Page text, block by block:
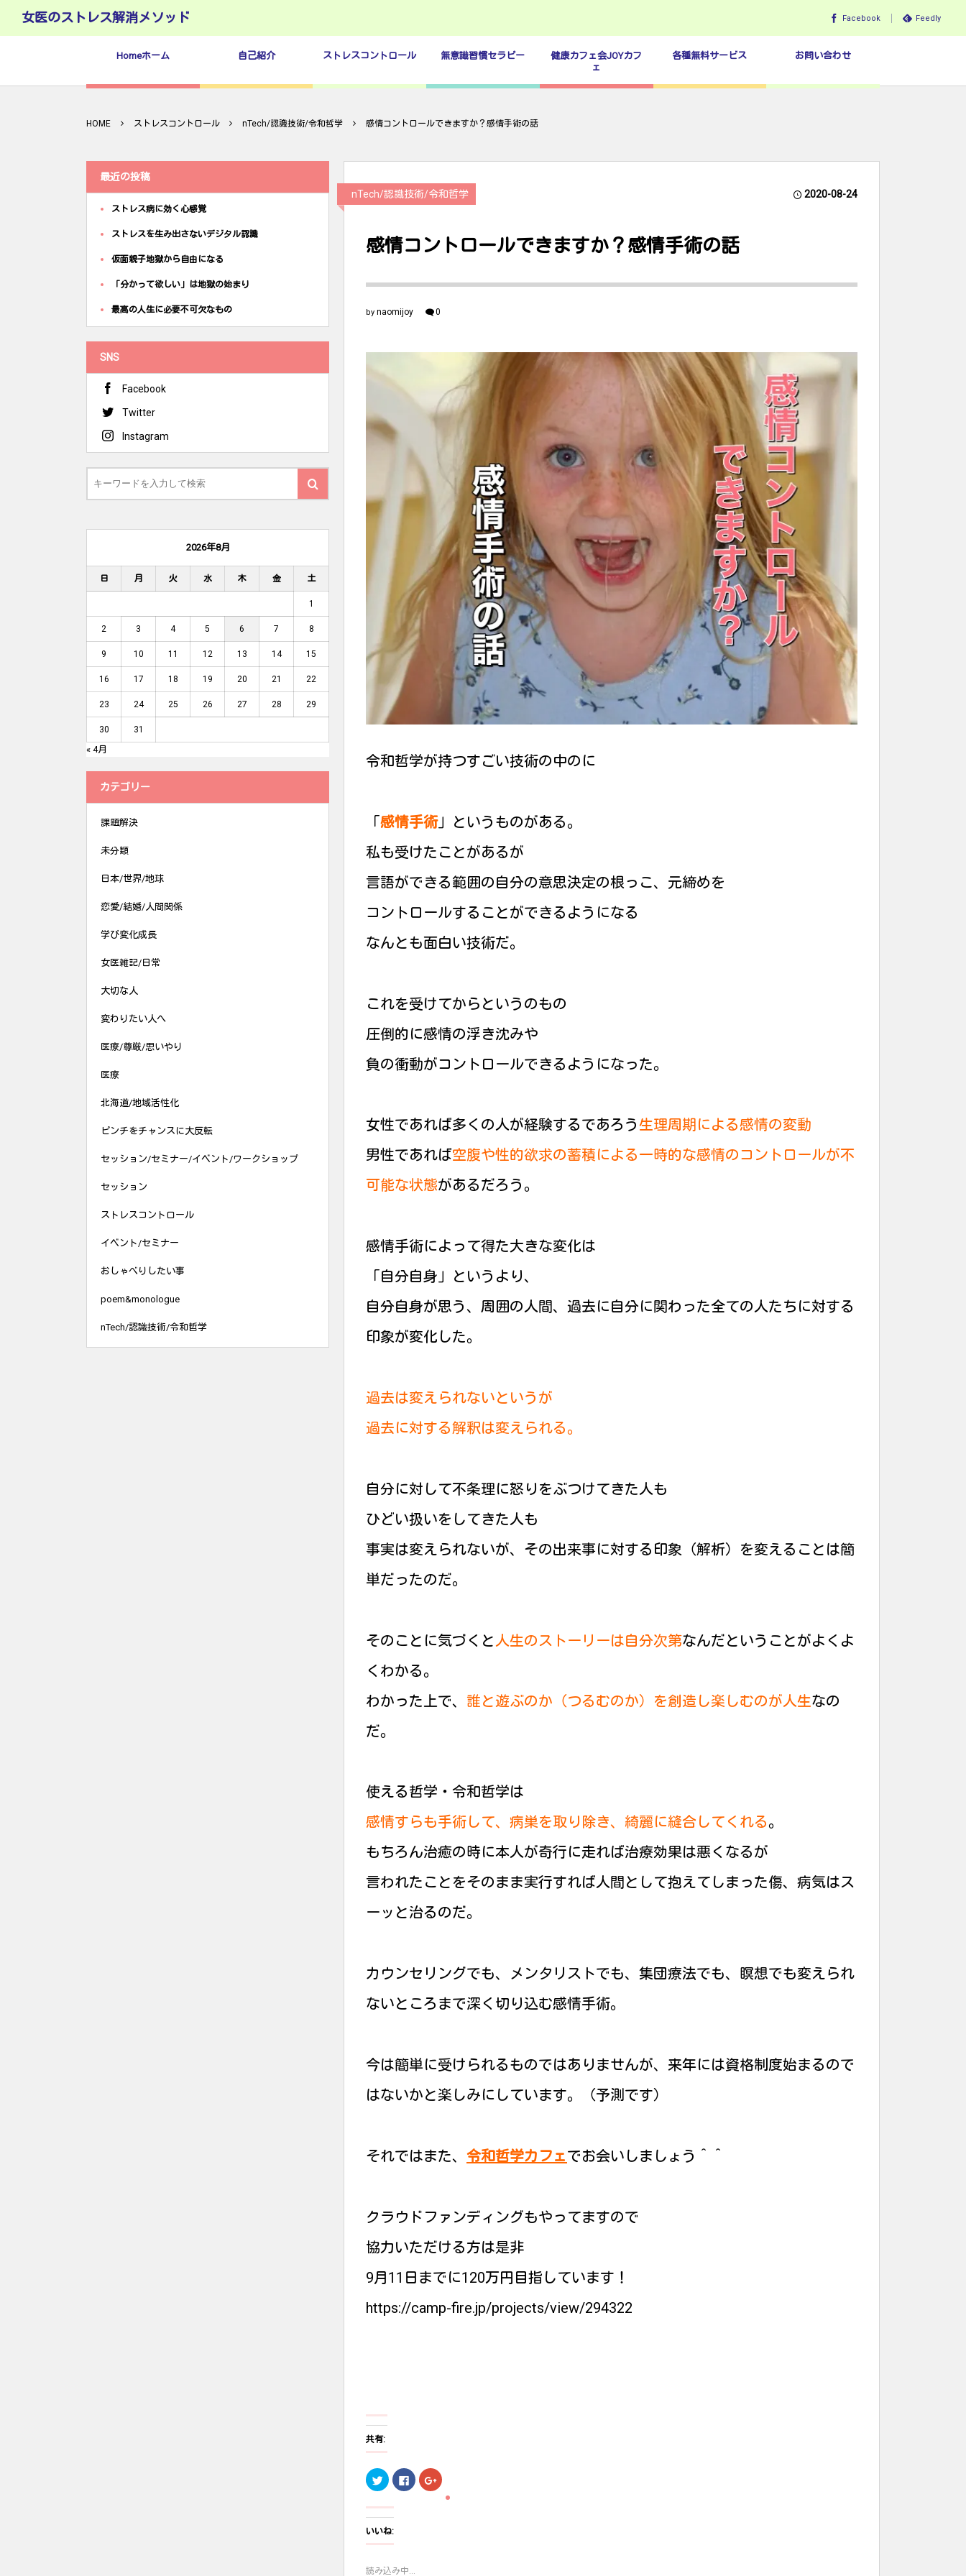
女医のストレス解消メソッド Facebook Feedly
Homeホーム 自己紹介 ストレスコントロール 無意識習慣セラピー
健康カフェ会JOYカフ
ェ
各種無料サービス お問い合わせ
HOME ストレスコントロール nTech/認識技術/令和哲学 感情コントロールできますか？感情手術の話
nTech/認識技術/令和哲学 2020-08-24
感情コントロールできますか？感情手術の話
by naomijoy 0
令和哲学が持つすごい技術の中のに
「感情手術」というものがある。
私も受けたことがあるが
言語ができる範囲の自分の意思決定の根っこ、元締めを
コントロールすることができるようになる
なんとも面白い技術だ。
これを受けてからというのもの
圧倒的に感情の浮き沈みや
負の衝動がコントロールできるようになった。
女性であれば多くの人が経験するであろう生理周期による感情の変動
男性であれば空腹や性的欲求の蓄積による一時的な感情のコントロールが不
可能な状態があるだろう。
感情手術によって得た大きな変化は
「自分自身」というより、
自分自身が思う、周囲の人間、過去に自分に関わった全ての人たちに対する
印象が変化した。
過去は変えられないというが
過去に対する解釈は変えられる。
自分に対して不条理に怒りをぶつけてきた人も
ひどい扱いをしてきた人も
事実は変えられないが、その出来事に対する印象（解析）を変えることは簡
単だったのだ。
そのことに気づくと人生のストーリーは自分次第なんだということがよくよ
くわかる。
わかった上で、 誰と遊ぶのか（つるむのか）を創造し楽しむのが人生なの
だ。
使える哲学・令和哲学は
感情すらも手術して、病巣を取り除き、綺麗に縫合してくれる。
もちろん治癒の時に本人が奇行に走れば治療効果は悪くなるが
言われたことをそのまま実行すれば人間として抱えてしまった傷、病気はス
ーッと治るのだ。
カウンセリングでも、メンタリストでも、集団療法でも、瞑想でも変えられ
ないところまで深く切り込む感情手術。
今は簡単に受けられるものではありませんが、来年には資格制度始まるので
はないかと楽しみにしています。（予測です）
それではまた、 令和哲学カフェでお会いしましょう＾＾
クラウドファンディングもやってますので
協力いただける方は是非
9月11日までに120万円目指しています！
https://camp-fire.jp/projects/view/294322
共有:
ク
リ
し
て
T
w
i
e
F
a
す
ク
リ
いいね:
読み込み中...
最近の投稿
ストレス病に効く心感覚
ストレスを生み出さないデジタル認識
仮面親子地獄から自由になる
「分かって欲しい」は地獄の始まり
最高の人生に必要不可欠なもの
SNS
Facebook
Twitter
Instagram
2026年8月
日 月 火 水 木 金 土
1
2 3 4 5 6 7 8
9 10 11 12 13 14 15
16 17 18 19 20 21 22
23 24 25 26 27 28 29
30 31
« 4月
カテゴリー
課題解決
未分類
日本/世界/地球
恋愛/結婚/人間関係
学び変化成長
女医雑記/日常
大切な人
変わりたい人へ
医療/尊厳/思いやり
医療
北海道/地域活性化
ピンチをチャンスに大反転
セッション/セミナー/イベント/ワークショップ
セッション
ストレスコントロール
イベント/セミナー
おしゃべりしたい事
poem&monologue
nTech/認識技術/令和哲学